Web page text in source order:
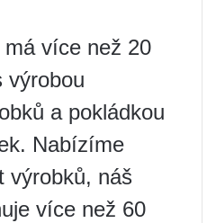
více než 20
výrobou
a pokládkou
Nabízíme
výrobků, náš
více než 60